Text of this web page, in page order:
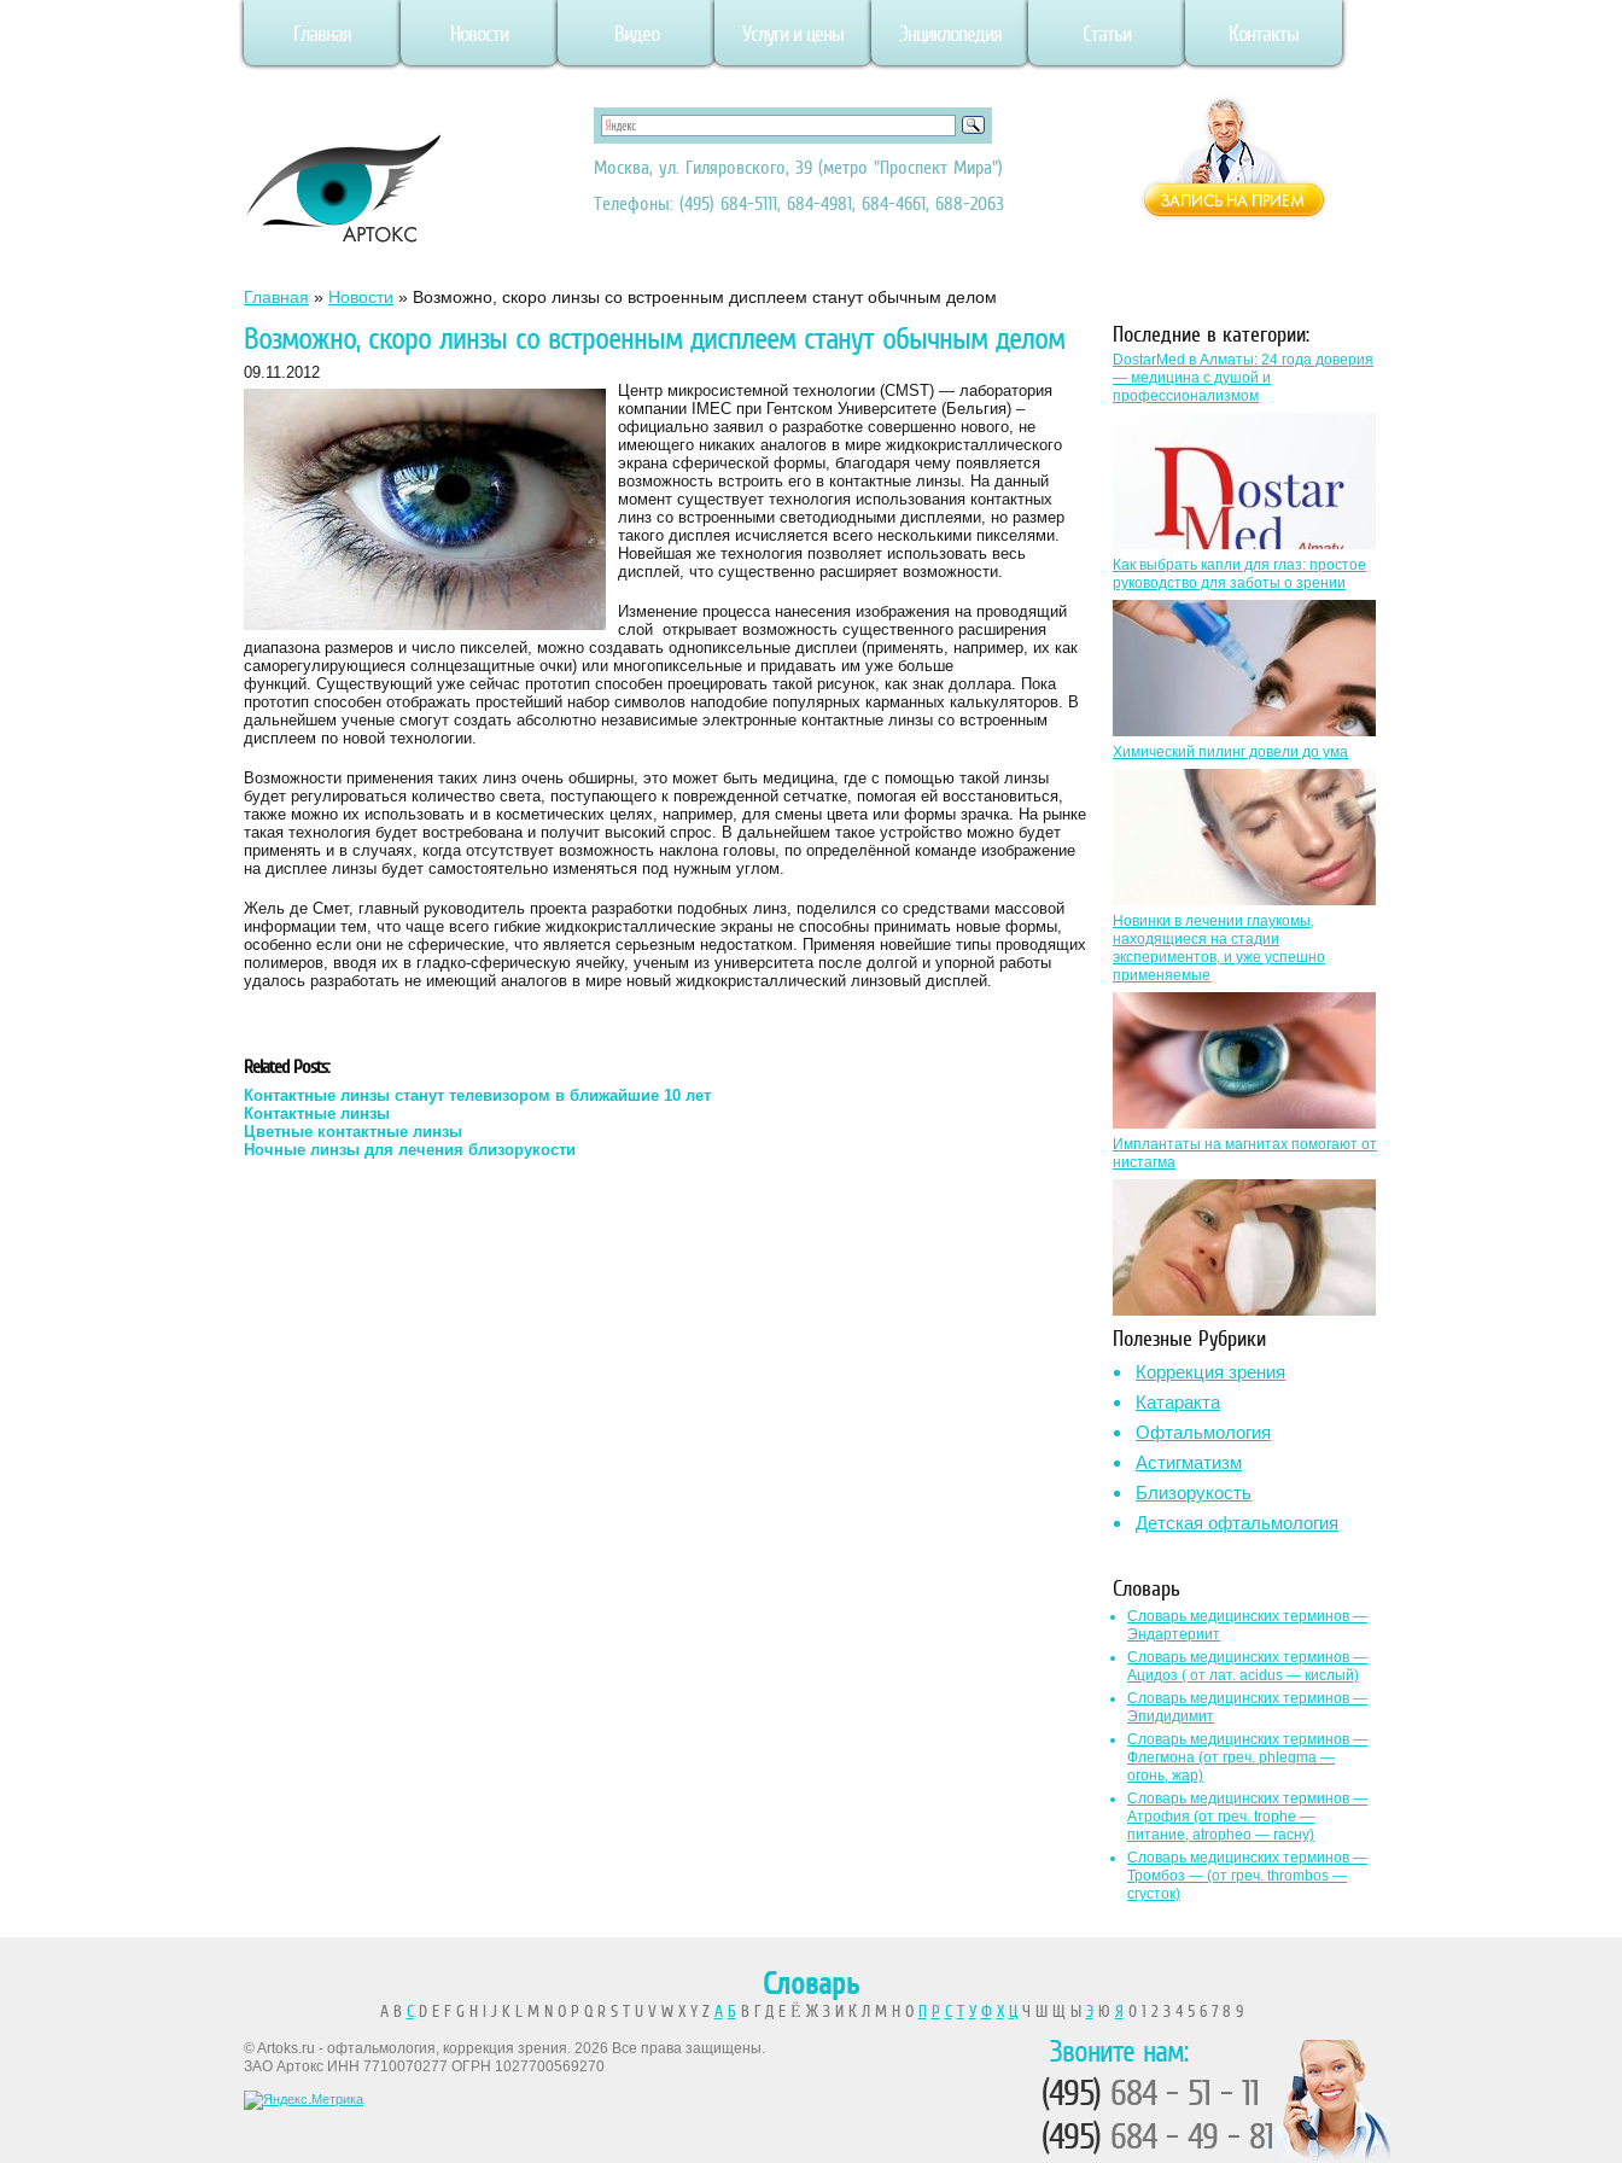
Главная Новости Видео Услуги и цены Энциклопедия Статьи Контакты
Москва, ул. Гиляровского, 39 (метро "Проспект Мира")
Телефоны: (495) 684-5111, 684-4981, 684-4661, 688-2063
Главная » Новости » Возможно, скоро линзы со встроенным дисплеем станут обычным делом
Возможно, скоро линзы со встроенным дисплеем станут обычным делом
09.11.2012
Центр микросистемной технологии (CMST) — лаборатория
компании IMEC при Гентском Университете (Бельгия) –
официально заявил о разработке совершенно нового, не
имеющего никаких аналогов в мире жидкокристаллического
экрана сферической формы, благодаря чему появляется
возможность встроить его в контактные линзы. На данный
момент существует технология использования контактных
линз со встроенными светодиодными дисплеями, но размер
такого дисплея исчисляется всего несколькими пикселями.
Новейшая же технология позволяет использовать весь
дисплей, что существенно расширяет возможности.
Изменение процесса нанесения изображения на проводящий
слой открывает возможность существенного расширения
диапазона размеров и число пикселей, можно создавать однопиксельные дисплеи (применять, например, их как
саморегулирующиеся солнцезащитные очки) или многопиксельные и придавать им уже больше
функций. Существующий уже сейчас прототип способен проецировать такой рисунок, как знак доллара. Пока
прототип способен отображать простейший набор символов наподобие популярных карманных калькуляторов. В
дальнейшем ученые смогут создать абсолютно независимые электронные контактные линзы со встроенным
дисплеем по новой технологии.
Возможности применения таких линз очень обширны, это может быть медицина, где с помощью такой линзы
будет регулироваться количество света, поступающего к поврежденной сетчатке, помогая ей восстановиться,
также можно их использовать и в косметических целях, например, для смены цвета или формы зрачка. На рынке
такая технология будет востребована и получит высокий спрос. В дальнейшем такое устройство можно будет
применять и в случаях, когда отсутствует возможность наклона головы, по определённой команде изображение
на дисплее линзы будет самостоятельно изменяться под нужным углом.
Жель де Смет, главный руководитель проекта разработки подобных линз, поделился со средствами массовой
информации тем, что чаще всего гибкие жидкокристаллические экраны не способны принимать новые формы,
особенно если они не сферические, что является серьезным недостатком. Применяя новейшие типы проводящих
полимеров, вводя их в гладко-сферическую ячейку, ученым из университета после долгой и упорной работы
удалось разработать не имеющий аналогов в мире новый жидкокристаллический линзовый дисплей.
Related Posts:
Контактные линзы станут телевизором в ближайшие 10 лет
Контактные линзы
Цветные контактные линзы
Ночные линзы для лечения близорукости
Последние в категории:
DostarMed в Алматы: 24 года доверия
— медицина с душой и
профессионализмом
Как выбрать капли для глаз: простое
руководство для заботы о зрении
Химический пилинг довели до ума
Новинки в лечении глаукомы,
находящиеся на стадии
экспериментов, и уже успешно
применяемые
Имплантаты на магнитах помогают от
нистагма
Полезные Рубрики
Коррекция зрения
Катаракта
Офтальмология
Астигматизм
Близорукость
Детская офтальмология
Словарь
Словарь медицинских терминов —
Эндартериит
Словарь медицинских терминов —
Ацидоз ( от лат. асidus — кислый)
Словарь медицинских терминов —
Эпидидимит
Словарь медицинских терминов —
Флегмона (от гpeч. phlegma —
огонь, жар)
Словарь медицинских терминов —
Атрофия (от греч. trophe —
питание, atropheo — гасну)
Словарь медицинских терминов —
Тромбоз — (от греч. thrombos —
сгусток)
Словарь
A B CD E F G H I J K L M N O P Q R S T U V W X Y Z А БВ Г Д Е Ё Ж З И К Л М Н О П Р С Т У Ф Х ЦЧ Ш Щ Ы ЭЮ Я 0 1 2 3 4 5 6 7 8 9
© Artoks.ru - офтальмология, коррекция зрения. 2026 Все права защищены.
ЗАО Артокс ИНН 7710070277 ОГРН 1027700569270
Звоните нам:
(495) 684 - 51 - 11
(495) 684 - 49 - 81